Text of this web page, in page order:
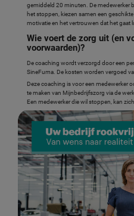
gemiddeld 20 minuten. De medewerker
het stoppen, kiezen samen een
motivatie en het vertrouwen dat het gaat
Wie voert de zorg uit (en
voorwaarden)?
De coaching wordt verzorgd door een
SineFuma. De kosten worden vergoed
Deze coaching is voor een medewerker
te maken van Mijnbedrijfszorg via de
Een medewerker die wil stoppen, kan zich